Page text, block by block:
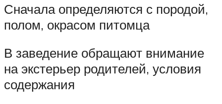
Сначала определяются с породой,
полом, окрасом питомца
В заведение обращают внимание
на экстерьер родителей, условия
содержания